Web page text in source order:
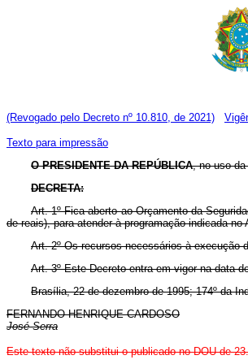
(Revogado pelo Decreto nº 10.810, de 2021)
Texto para impressão
O PRESIDENTE DA REPÚBLICA, no uso
DECRETA:
Art. 1º Fica aberto ao Orçamento da
de reais), para atender à programação indicada
Art. 2º Os recursos necessários à execução
Art. 3º Este Decreto entra em vigor na data
Brasília, 22 de dezembro de 1995; 174º da
FERNANDO HENRIQUE CARDOSO
José Serra
Este texto não substitui o publicado no DOU de